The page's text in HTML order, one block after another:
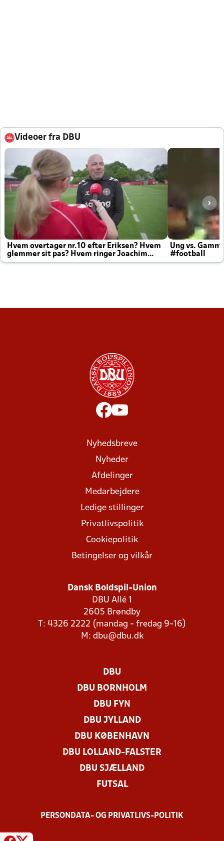
Videoer fra DBU
Hvem overtager nr.10 efter Eriksen? Hvem
glemmer sit pas? Hvem ringer Joachim
altid til efter kampe?
Ung vs.
#football
Nyhedsbreve
Nyheder
Afdelinger
Medarbejdere
Ledige stillinger
Privatlivspolitik
Cookiepolitik
Betingelser og vilkår
Dansk Boldspil-Union
DBU Allé 1
2605 Brøndby
T: 4326 2222 (mandag - fredag 9-16)
M: dbu@dbu.dk
DBU
DBU BORNHOLM
DBU FYN
DBU JYLLAND
DBU KØBENHAVN
DBU LOLLAND-FALSTER
DBU SJÆLLAND
FUTSAL
PERSONDATA- OG PRIVATLIVS-POLITIK